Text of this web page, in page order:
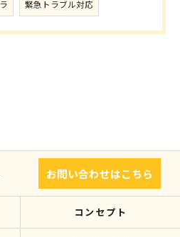
緊急トラブル対応
お問い合わせはこちら
コンセプト